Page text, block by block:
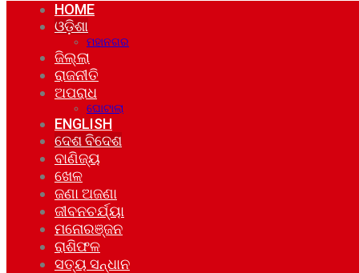
HOME
ଓଡ଼ିଶା
ମହାନଗର
ଜିଲ୍ଲା
ରାଜନୀତି
ଅପରାଧ
ଘୋଟାଲା
ENGLISH
ଦେଶ ବିଦେଶ
ବାଣିଜ୍ୟ
ଖେଳ
ଜଣା ଅଜଣା
ଜୀବନଚର୍ଯ୍ୟା
ମନୋରଞ୍ଜନ
ରାଶିଫଳ
ସତ୍ୟ ସନ୍ଧାନ